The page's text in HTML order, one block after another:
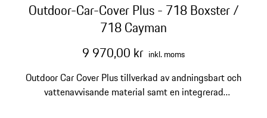
Outdoor-Car-Cover Plus - 718 Boxster /
718 Cayman
9 970,00 kr inkl. moms
Outdoor Car Cover Plus tillverkad av andningsbart och
vattenavvisande material samt en integrerad